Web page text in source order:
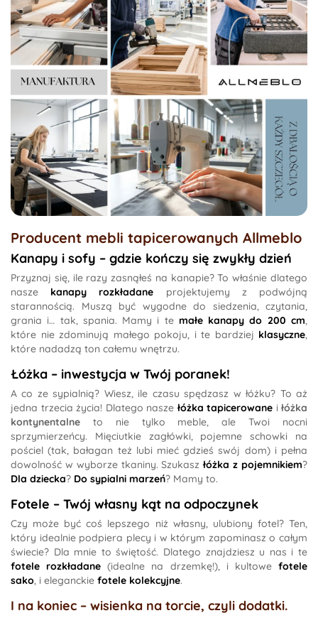
Producent mebli tapicerowanych Allmeblo
Kanapy i sofy – gdzie kończy się zwykły dzień
Przyznaj się, ile razy zasnąłeś na kanapie? To właśnie dlatego
nasze kanapy rozkładane projektujemy z podwójną
starannością. Muszą być wygodne do siedzenia, czytania,
grania i… tak, spania. Mamy i te małe kanapy do 200 cm,
które nie zdominują małego pokoju, i te bardziej klasyczne,
które nadadzą ton całemu wnętrzu.
Łóżka – inwestycja w Twój poranek!
A co ze sypialnią? Wiesz, ile czasu spędzasz w łóżku? To aż
jedna trzecia życia! Dlatego naszełóżka tapicerowane iłóżka
kontynentalne to nie tylko meble, ale Twoi nocni
sprzymierzeńcy. Mięciutkie zagłówki, pojemne schowki na
pościel (tak, bałagan też lubi mieć gdzieś swój dom) i pełna
dowolność w wyborze tkaniny. Szukaszłóżka z pojemnikiem?
Dla dziecka? Do sypialni marzeń? Mamy to.
Fotele – Twój własny kąt na odpoczynek
Czy może być coś lepszego niż własny, ulubiony fotel? Ten,
który idealnie podpiera plecy i w którym zapominasz o całym
świecie? Dla mnie to świętość. Dlatego znajdziesz u nas i te
fotele rozkładane (idealne na drzemkę!), i kultowefotele
sako, i eleganckie fotele kolekcyjne.
I na koniec – wisienka na torcie, czyli dodatki.